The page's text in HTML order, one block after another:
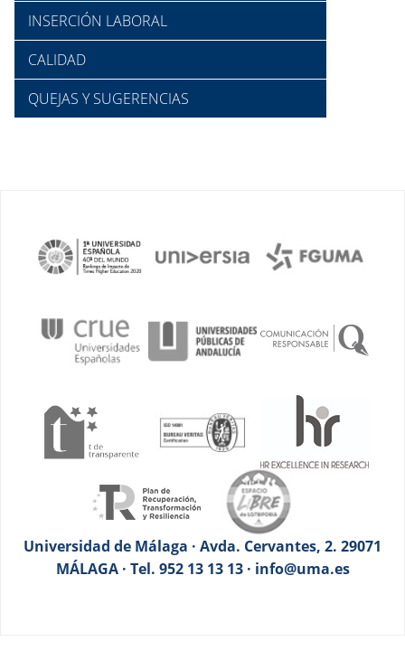
INSERCIÓN LABORAL
CALIDAD
QUEJAS Y SUGERENCIAS
Universidad de Málaga · Avda. Cervantes, 2. 29071
MÁLAGA · Tel. 952 13 13 13 · info@uma.es